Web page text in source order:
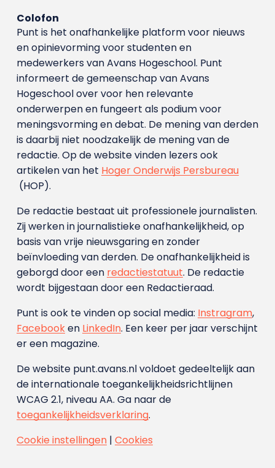
Colofon
Punt is het onafhankelijke platform voor nieuws
en opinievorming voor studenten en
medewerkers van Avans Hoge­school. Punt
informeert de gemeenschap van Avans
Hogeschool over voor hen relevante
onderwerpen en fungeert als podium voor
meningsvorming en debat. De mening van derden
is daarbij niet noodzakelijk de mening van de
redactie. Op de website vinden lezers ook
artikelen van het Hoger Onderwijs Persbureau
(HOP).
De redactie bestaat uit professionele journalisten.
Zij werken in journalistieke onafhankelijkheid, op
basis van vrije nieuwsgaring en zonder
beïnvloeding van derden. De onafhankelijkheid is
geborgd door een redactiestatuut. De redactie
wordt bijgestaan door een Redactieraad.
Punt is ook te vinden op social media: Instragram,
Facebooken LinkedIn. Een keer per jaar verschijnt
er een magazine.
De website punt.avans.nl voldoet gedeeltelijk aan
de internationale toegankelijkheidsrichtlijnen
WCAG 2.1, niveau AA. Ga naar de
toegankelijkheidsverklaring.
Cookie instellingen| Cookies